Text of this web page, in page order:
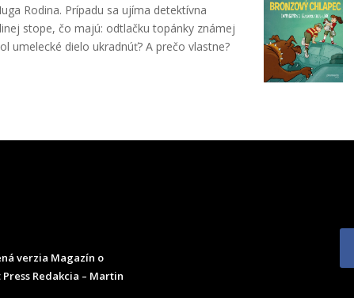
Rodina. Prípadu sa ujíma detektívna
stope, čo majú: odtlačku topánky známej
umelecké dielo ukradnúť? A prečo vlastne?
verzia Magazín o
Redakcia – Martin